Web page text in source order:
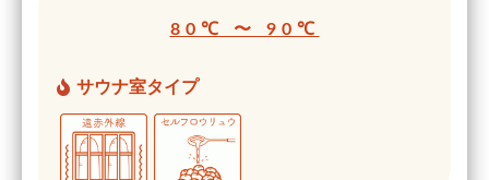
80℃ 〜 90℃
サウナ室タイプ